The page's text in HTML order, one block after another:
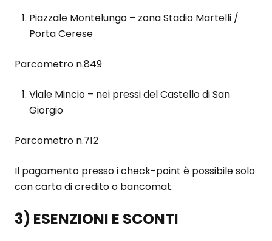
Piazzale Montelungo – zona Stadio Martelli /
Porta Cerese
Parcometro n.849
Viale Mincio – nei pressi del Castello di San
Giorgio
Parcometro n.712
Il pagamento presso i check-point è possibile solo
con carta di credito o bancomat.
3) ESENZIONI E SCONTI